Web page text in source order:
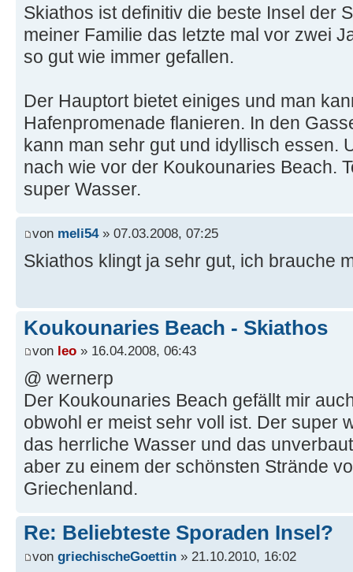
Skiathos ist definitiv die beste Insel der
meiner Familie das letzte mal vor zwei
so gut wie immer gefallen.
Der Hauptort bietet einiges und man
Hafenpromenade flanieren. In den
kann man sehr gut und idyllisch essen.
nach wie vor der Koukounaries Beach.
super Wasser.
von meli54» 07.03.2008, 07:25
Skiathos klingt ja sehr gut, ich brauche
Koukounaries Beach - Skiathos
von leo » 16.04.2008, 06:43
@ wernerp
Der Koukounaries Beach gefällt mir
obwohl er meist sehr voll ist. Der super
das herrliche Wasser und das
aber zu einem der schönsten Strände
Griechenland.
Re: Beliebteste Sporaden Insel?
von griechischeGoettin » 21.10.2010, 16:02